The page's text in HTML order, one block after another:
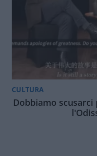
CULTURA
Dobbiamo scusarci